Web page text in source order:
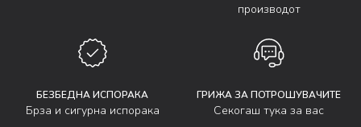
производот
БЕЗБЕДНА ИСПОРАКА
Брза и сигурна испорака
ГРИЖА ЗА ПОТРОШУВАЧИТЕ
Секогаш тука за вас